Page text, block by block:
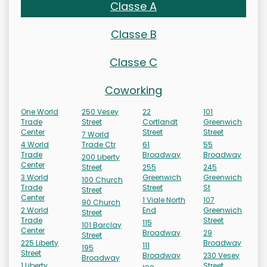
Classe A
Classe B
Classe C
Coworking
One World
Trade
Center
4 World
Trade
Center
3 World
Trade
Center
2 World
Trade
Center
225 Liberty
Street
250 Vesey
Street
7 World
Trade Ctr
200 Liberty
Street
100 Church
Street
90 Church
Street
101 Barclay
Street
195
Broadway
22
Cortlandt
Street
61
Broadway
255
Greenwich
Street
1 Viale North
End
115
Broadway
111
Broadway
101
Greenwich
Street
55
Broadway
245
Greenwich
St
107
Greenwich
Street
29
Broadway
230 Vesey